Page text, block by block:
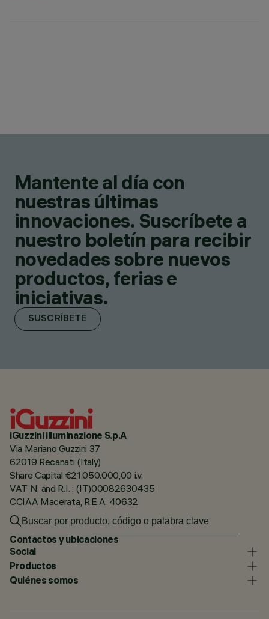
Mantente al día con
nuestras últimas
innovaciones. Suscríbete a
nuestro boletín para recibir
novedades sobre nuevos
productos, ferias e
iniciativas.
SUSCRÍBETE
iGuzzini illuminazione S.p.A
Via Mariano Guzzini 37
62019 Recanati (Italy)
Share Capital €21.050.000,00 i.v.
VAT N. and R.I. : (IT)00082630435
CCIAA Macerata, R.E.A. 40632
Contactos y ubicaciones
Social
Productos
Quiénes somos